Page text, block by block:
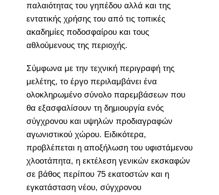
παλαιότητας του γηπέδου αλλά και της
εντατικής χρήσης του από τις τοπικές
ακαδημίες ποδοσφαίρου και τους
αθλούμενους της περιοχής.
Σύμφωνα με την τεχνική περιγραφή της
μελέτης, το έργο περιλαμβάνει ένα
ολοκληρωμένο σύνολο παρεμβάσεων που
θα εξασφαλίσουν τη δημιουργία ενός
σύγχρονου και υψηλών προδιαγραφών
αγωνιστικού χώρου. Ειδικότερα,
προβλέπεται η αποξήλωση του υφιστάμενου
χλοοτάπητα, η εκτέλεση γενικών εκσκαφών
σε βάθος περίπου 75 εκατοστών και η
εγκατάσταση νέου, σύγχρονου